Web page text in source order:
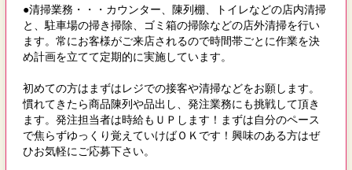
●清掃業務・・・カウンター、陳列棚、トイレなどの店内清掃
と、駐車場の掃き掃除、ゴミ箱の掃除などの店外清掃を行い
ます。常にお客様がご来店されるので時間帯ごとに作業を決
め計画を立てて定期的に実施しています。
初めての方はまずはレジでの接客や清掃などをお願します。
慣れてきたら商品陳列や品出し、発注業務にも挑戦して頂き
ます。発注担当者は時給もＵＰします！まずは自分のペース
で焦らずゆっくり覚えていけばＯＫです！興味のある方はぜ
ひお気軽にご応募下さい。